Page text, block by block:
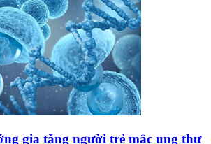
gia tăng người trẻ mắc ung thư